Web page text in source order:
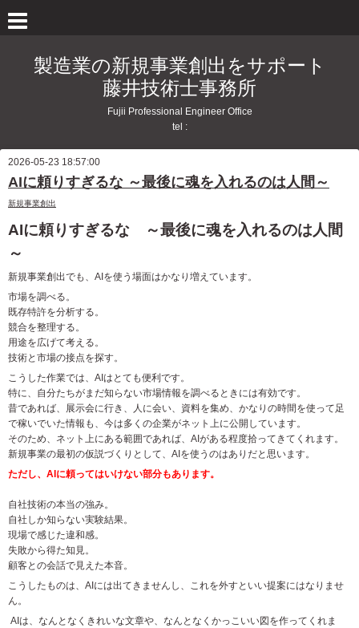
製造業の新規事業創出をサポート
藤井技術士事務所
Fujii Professional Engineer Office
tel :
2026-05-23 18:57:00
AIに頼りすぎるな ～最後に魂を入れるのは人間～
新規事業創出
AIに頼りすぎるな ～最後に魂を入れるのは人間
～
新規事業創出でも、 AI を使う場面はかなり増えています。
市場を調べる。
既存特許を分析する。
競合を整理する。
用途を広げて考える。
技術と市場の接点を探す。
こうした作業では、 AI はとても便利です。
特に、自分たちがまだ知らない市場情報を調べるときには有効です。
昔であれば、展示会に行き、人に会い、資料を集め、かなりの時間を使って足
で稼いでいた情報も、今は多くの企業がネット上に公開しています。
そのため、ネット上にある範囲であれば、 AI がある程度拾ってきてくれます。
新規事業の最初の仮説づくりとして、 AI を使うのはありだと思います。
ただし、 AI に頼ってはいけない部分もあります。
自社技術の本当の強み。
自社しか知らない実験結果。
現場で感じた違和感。
失敗から得た知見。
顧客との会話で見えた本音。
こうしたものは、 AI には出てきませんし、これを外すといい提案にはなりませ
ん。
AI は、なんとなくきれいな文章や、なんとなくかっこいい図を作ってくれま